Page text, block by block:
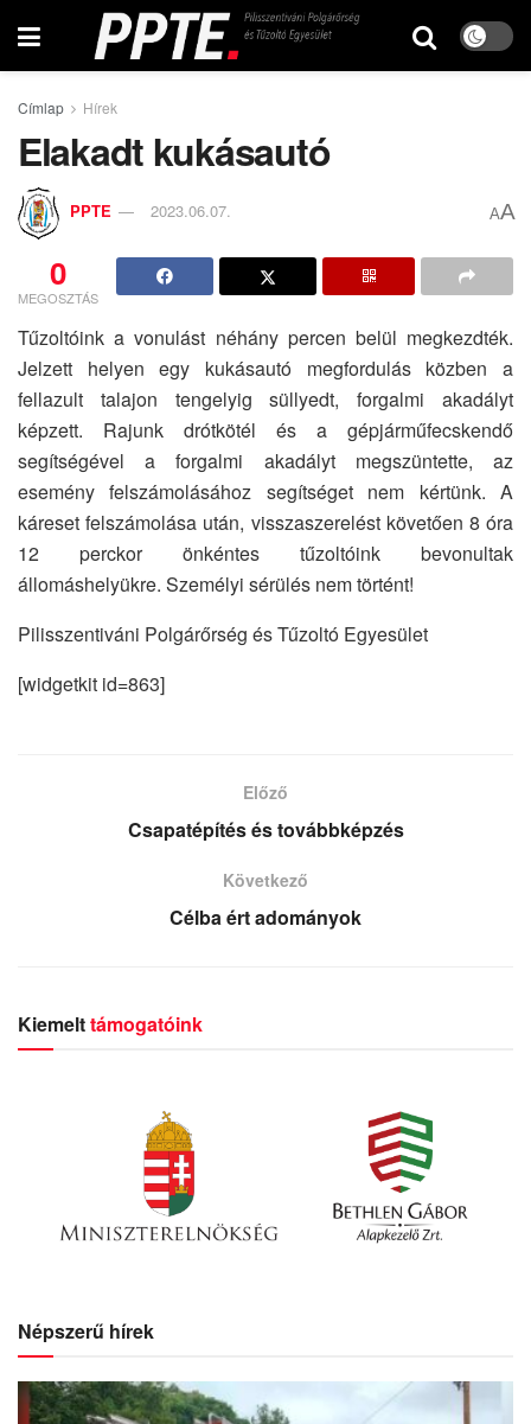
Címlap Hírek
Elakadt kukásautó
PPTE 2023.06.07. AA
0
MEGOSZTÁS
Tűzoltóink a vonulást néhány percen belül megkezdték.
Jelzett helyen egy kukásautó megfordulás közben a
fellazult talajon tengelyig süllyedt, forgalmi akadályt
képzett. Rajunk drótkötél és a gépjárműfecskendő
segítségével a forgalmi akadályt megszüntette, az
esemény felszámolásához segítséget nem kértünk. A
káreset felszámolása után, visszaszerelést követően 8 óra
12 perckor önkéntes tűzoltóink bevonultak
állomáshelyükre. Személyi sérülés nem történt!
Pilisszentiváni Polgárőrség és Tűzoltó Egyesület
[widgetkit id=863]
Előző
Csapatépítés és továbbképzés
Következő
Célba ért adományok
Kiemelttámogatóink
Népszerű hírek